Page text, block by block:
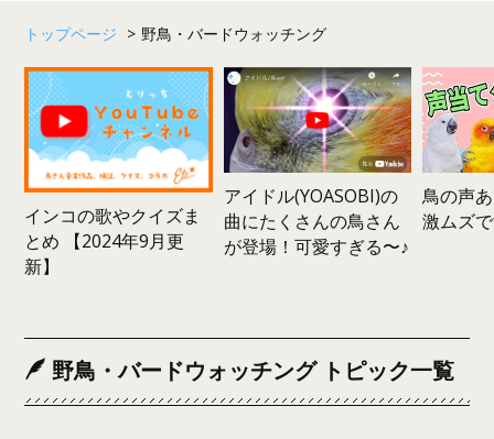
トップページ > 野鳥・バードウォッチング
インコの歌やクイズま
とめ 【2024年9月更
新】
アイドル(YOASOBI)の
曲にたくさんの鳥さん
が登場！可愛すぎる〜♪
鳥の声
激ムズ
野鳥・バードウォッチング トピック一覧